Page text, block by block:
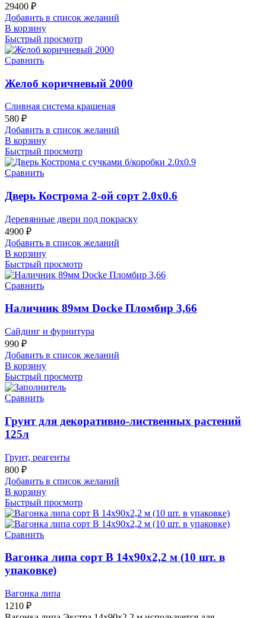
29400 ₽
Добавить в список желаний
В корзину
Быстрый просмотр
Сравнить
Желоб коричневый 2000
Сливная система крашеная
580 ₽
Добавить в список желаний
В корзину
Быстрый просмотр
Сравнить
Дверь Кострома 2-ой сорт 2.0х0.6
Деревянные двери под покраску
4900 ₽
Добавить в список желаний
В корзину
Быстрый просмотр
Сравнить
Наличник 89мм Docke Пломбир 3,66
Сайдинг и фурнитура
990 ₽
Добавить в список желаний
В корзину
Быстрый просмотр
Сравнить
Грунт для декоративно-лиственных растений
125л
Грунт, реагенты
800 ₽
Добавить в список желаний
В корзину
Быстрый просмотр
Сравнить
Вагонка липа сорт В 14х90х2,2 м (10 шт. в
упаковке)
Вагонка липа
1210 ₽